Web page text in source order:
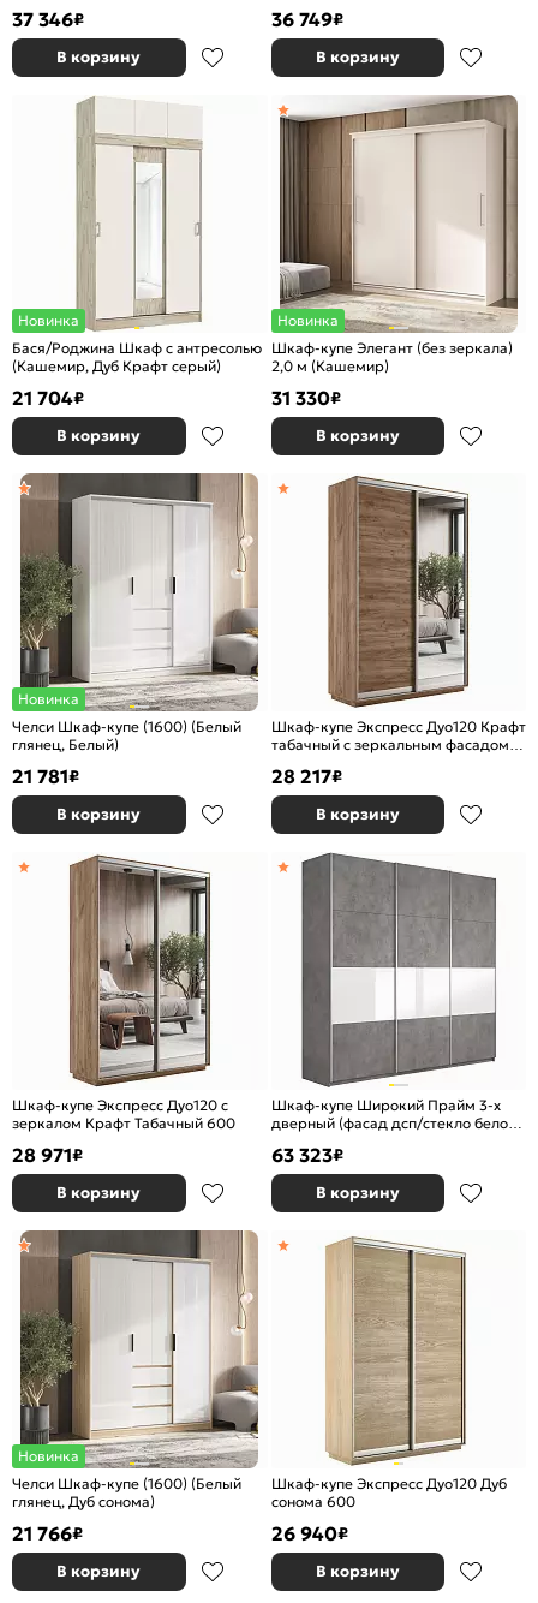
37 346₽
В корзину
36 749₽
В корзину
Новинка
Бася/Роджина Шкаф с антресолью
(Кашемир, Дуб Крафт серый)
21 704₽
В корзину
Новинка
Шкаф-купе Элегант (без зеркала)
2,0 м (Кашемир)
31 330₽
В корзину
Новинка
Челси Шкаф-купе (1600) (Белый
глянец, Белый)
21 781₽
В корзину
Шкаф-купе Экспресс Дуо120 Крафт
табачный с зеркальным фасадом
28 217₽
В корзину
Шкаф-купе Экспресс Дуо120 с
зеркалом Крафт Табачный 600
28 971₽
В корзину
Шкаф-купе Широкий Прайм 3-х
дверный (фасад дсп/стекло белое)
63 323₽
В корзину
Новинка
Челси Шкаф-купе (1600) (Белый
глянец, Дуб сонома)
21 766₽
В корзину
Шкаф-купе Экспресс Дуо120 Дуб
сонома 600
26 940₽
В корзину